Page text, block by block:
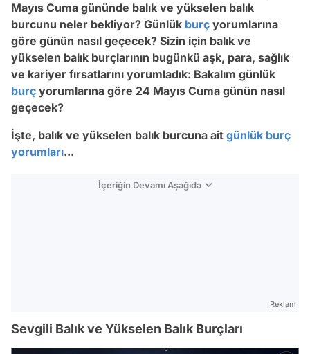
Mayıs Cuma gününde balık ve yükselen balık
burcunu neler bekliyor? Günlük burç yorumlarına
göre günün nasıl geçecek? Sizin için balık ve
yükselen balık burçlarının bugünkü aşk, para, sağlık
ve kariyer fırsatlarını yorumladık: Bakalım günlük
burç yorumlarına göre 24 Mayıs Cuma günün nasıl
geçecek?
İşte, balık ve yükselen balık burcuna ait günlük burç
yorumları...
İçeriğin Devamı Aşağıda
Reklam
Sevgili Balık ve Yükselen Balık Burçları